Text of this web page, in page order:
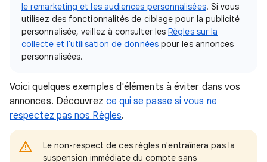
le remarketing et les audiences personnalisées. Si vous
utilisez des fonctionnalités de ciblage pour la publicité
personnalisée, veillez à consulter lesRègles sur la
collecte et l'utilisation de donnéespour les annonces
personnalisées.
Voici quelques exemples d'éléments à éviter dans vos
annonces. Découvrez ce qui se passe si vous ne
respectez pas nos Règles.
Le non-respect de ces règles n'entraînera pas la
suspension immédiate du compte sans